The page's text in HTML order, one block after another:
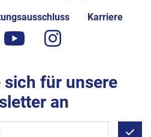
Karriere
youtubeinstagram
sich für unsere
an